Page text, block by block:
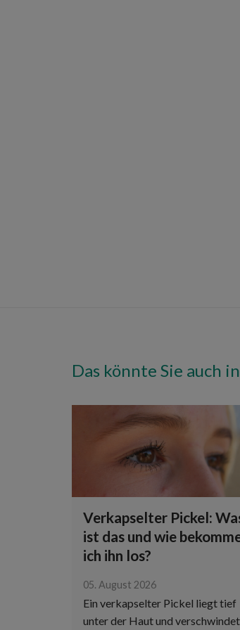
Das könnte Sie auch
Verkapselter Pickel:
ist das und wie
ich ihn los?
05. August 2026
Ein verkapselter Pickel liegt tief
unter der Haut und verschwindet